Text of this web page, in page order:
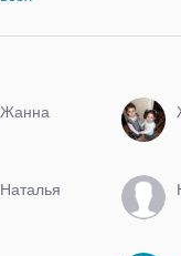
Жанна
Наталья